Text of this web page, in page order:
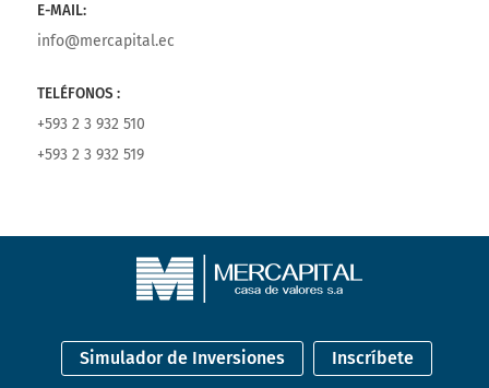
E-MAIL:
info@mercapital.ec
TELÉFONOS :
+593 2 3 932 510
+593 2 3 932 519
Simulador de Inversiones Inscríbete